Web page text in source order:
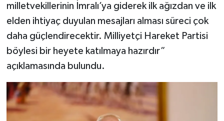
milletvekillerinin İmralı’ya giderek ilk ağızdan ve ilk
elden ihtiyaç duyulan mesajları alması süreci çok
daha güçlendirecektir. Milliyetçi Hareket Partisi
böylesi bir heyete katılmaya hazırdır”
açıklamasında bulundu.